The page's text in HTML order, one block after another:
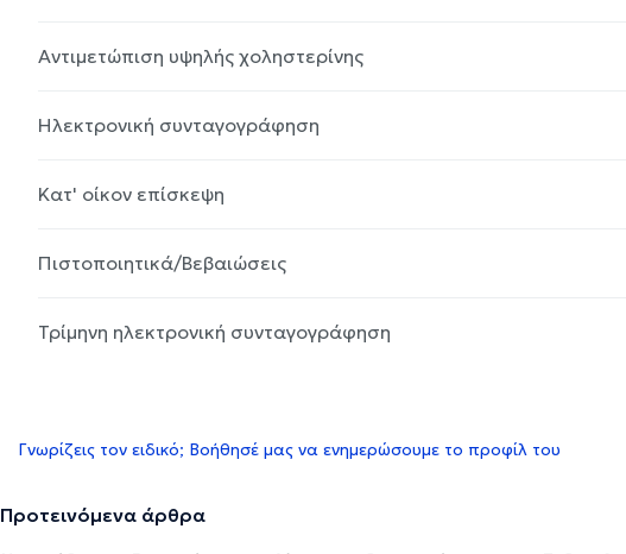
Αντιμετώπιση υψηλής χοληστερίνης
Ηλεκτρονική συνταγογράφηση
Κατ' οίκον επίσκεψη
Πιστοποιητικά/Βεβαιώσεις
Τρίμηνη ηλεκτρονική συνταγογράφηση
Γνωρίζεις τον ειδικό; Βοήθησέ μας να ενημερώσουμε το προφίλ του
Προτεινόμενα άρθρα